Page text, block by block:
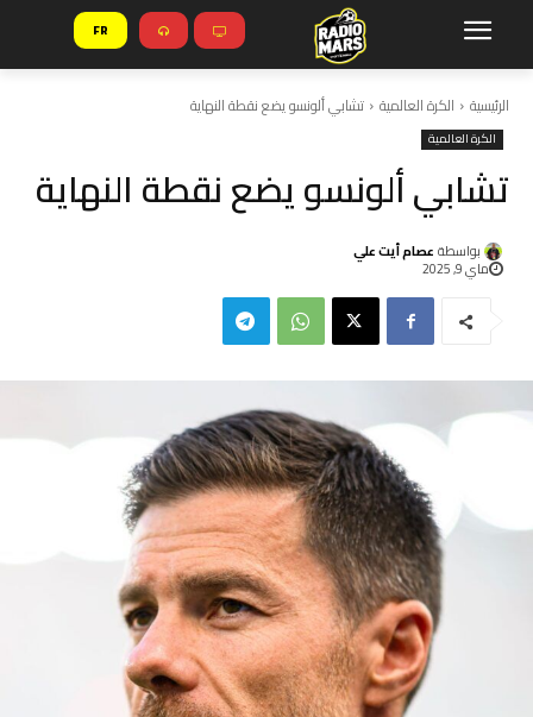
FR
الرئيسية الكرة العالمية تشابي ألونسو يضع نقطة النهاية
الكرة العالمية
تشابي ألونسو يضع نقطة النهاية
بواسطة عصام أيت علي
ماي 9, 2025